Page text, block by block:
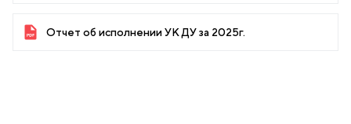
Отчет об исполнении УК ДУ за 2025г.